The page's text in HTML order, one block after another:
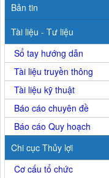
Bản tin
Tài liệu - Tư liệu
Sổ tay hướng dẫn
Tài liệu truyền thông
Tài liệu kỹ thuật
Báo cáo chuyên đề
Báo cáo Quy hoạch
Chi cục Thủy lợi
Cơ cấu tổ chức